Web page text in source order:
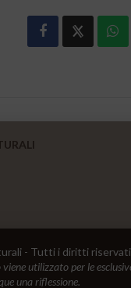
- Tutti i diritti riservati
utilizzato per le
una riflessione.